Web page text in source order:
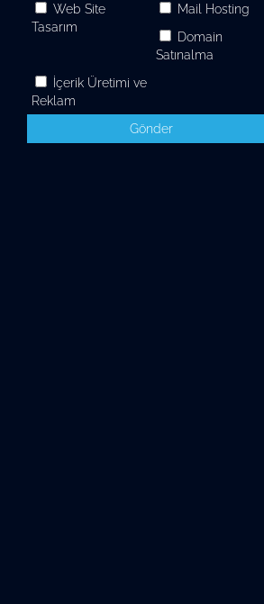
Web Site
Tasarım
Mail Hosting
Domain
Satınalma
İçerik Üretimi ve
Reklam
Gönder